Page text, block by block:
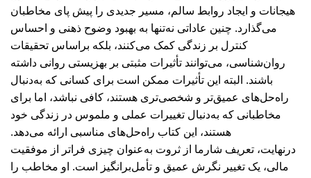
هیجانات و ایجاد روابط سالم، مسیر جدیدی را پیش پای مخاطبان
می‌گذارد. چنین عاداتی نه‌تنها به بهبود وضوح ذهنی و احساس
کنترل بر زندگی کمک می‌کنند، بلکه براساس تحقیقات
روان‌شناسی، می‌توانند تأثیرات مثبتی بر بهزیستی روانی داشته
باشند. البته این تأثیرات ممکن است برای کسانی که به‌دنبال
راه‌حل‌های عمیق‌تر و شخصی‌تری هستند، کافی نباشد، اما برای
مخاطبانی که به‌دنبال تغییرات عملی و ملموس در زندگی خود
هستند، این کتاب راه‌حل‌های مناسبی ارائه می‌دهد.
درنهایت، تعریف شارما از ثروت به‌عنوان چیزی فراتر از موفقیت
مالی، یک تغییر نگرش عمیق و تأمل‌برانگیز است. او مخاطب را